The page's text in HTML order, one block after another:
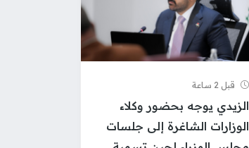
قبل 2 ساعة
الزيدي يوجه بحضور وكلاء
الوزارات الشاغرة إلى جلسات